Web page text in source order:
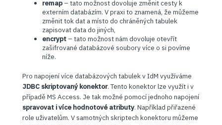
remap– tato možnost dovoluje změnit cesty k
externím databázím. V praxi to znamená, že můžeme
změnit tok dat a místo do chráněných tabulek
zapisovat data do jiných,
encrypt– tato možnost nám dovoluje otevřít
zašifrované databázové soubory více o si povíme
níže.
Pro napojení více databázových tabulek v IdM využíváme
JDBC skriptovaný konektor. Tento konektor lze využít i v
případě MS Access. Je tak možné pomocí jednoho napojení
spravovat i více hodnotové atributy. Například přiřazené
role uživatelům. V samotných skriptech konektoru můžeme